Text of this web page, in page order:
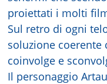
proiettati i molti
Sul retro di ogni
soluzione
coinvolge e
Il personaggio